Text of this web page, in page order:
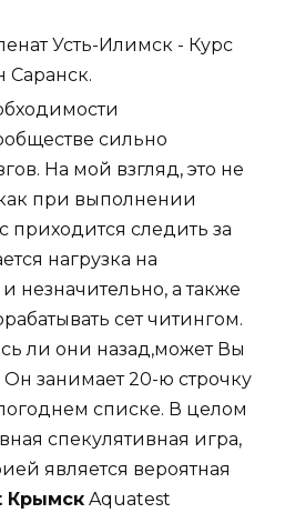
Усть-Илимск - Курс
Саранск.
сильно
На мой взгляд, это не
при выполнении
приходится следить за
нагрузка на
незначительно, а также
сет читингом.
ли они назад,может Вы
Он занимает 20-ю строчку
списке. В целом
спекулятивная игра,
является вероятная
Крымск Aquatest